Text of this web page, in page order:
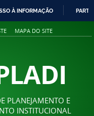
À INFORMAÇÃO
MAPA DO SITE
PLANEJAMENTO E
INSTITUCIONAL